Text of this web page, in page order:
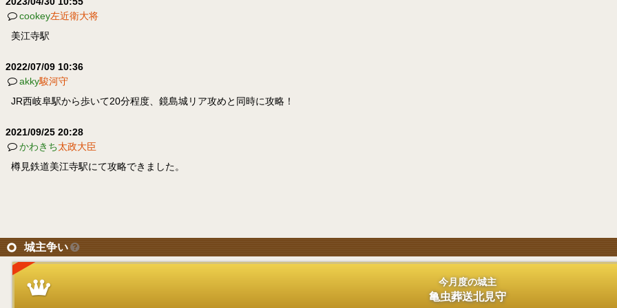
cookey左近衛大将
美江寺駅
2022/07/09 10:36
akky駿河守
JR西岐阜駅から歩いて20分程度、鏡島城リア攻めと同時に攻略！
2021/09/25 20:28
かわきち太政大臣
樽見鉄道美江寺駅にて攻略できました。
城主争い
今月度の城主
亀虫葬送北見守